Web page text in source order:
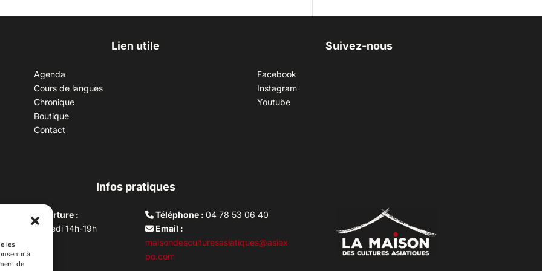
les
à
de
Lien utile
Agenda
Cours de langues
Chronique
Boutique
Contact
Suivez-nous
Facebook
Instagram
Youtube
Infos pratiques
d’ouverture :
au vendredi 14h-19h
10h –17h
lundi
Téléphone :04 78 53 06 40
Email :
maisondesculturesasiatiques@asiex
po.com